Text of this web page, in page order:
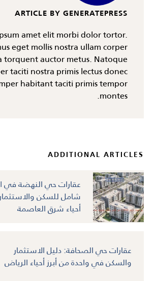
ARTICLE BY GENERATEPRESS
amet elit morbi dolor tortor.
eget mollis nostra ullam corper
torquent auctor metus. Natoque
taciti nostra primis lectus donec
habitant taciti primis tempor
montes.
ADDITIONAL ARTICLES
عقارات حي النهضة في
شامل للسكن
أحياء شرق العاصمة
عقارات حي الصحافة: دليل الاستثمار
والسكن في واحدة من أبرز أحياء الرياض